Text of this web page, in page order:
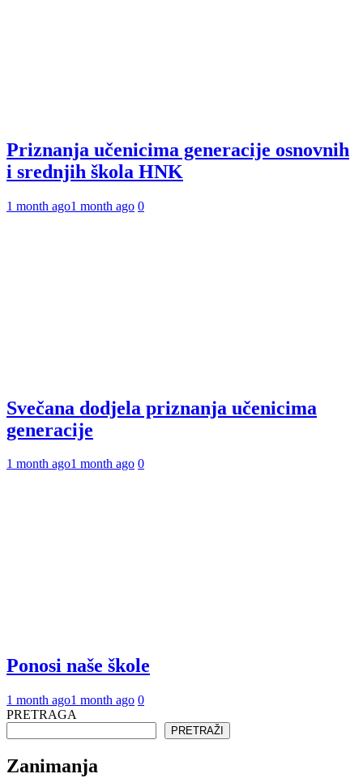
Priznanja učenicima generacije osnovnih
i srednjih škola HNK
1 month ago1 month ago 0
Svečana dodjela priznanja učenicima
generacije
1 month ago1 month ago 0
Ponosi naše škole
1 month ago1 month ago 0
PRETRAGA
PRETRAŽI
Zanimanja